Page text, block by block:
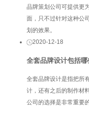
品牌策划公司可提供更
面，只不过针对这种公
划的效果。
2020-12-18
全套品牌设计包括
全套品牌设计是指把所
计，还有之后的制作材
公司的选择是非常重要的